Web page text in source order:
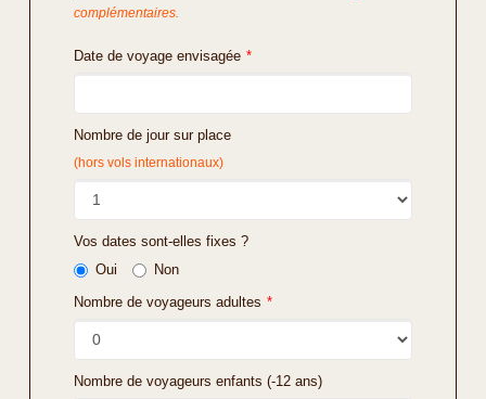
complémentaires.
Date de voyage envisagée *
Nombre de jour sur place
(hors vols internationaux)
Vos dates sont-elles fixes ?
Oui
Non
Nombre de voyageurs adultes *
Nombre de voyageurs enfants (-12 ans)